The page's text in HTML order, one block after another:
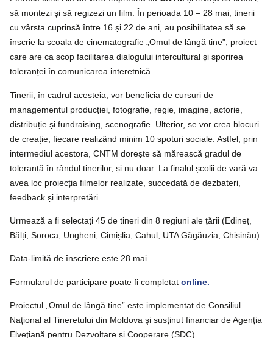
să montezi și să regizezi un film. În perioada 10 – 28 mai, tinerii
cu vârsta cuprinsă între 16 și 22 de ani, au posibilitatea să se
înscrie la școala de cinematografie „Omul de lângă tine”, proiect
care are ca scop facilitarea dialogului intercultural și sporirea
toleranței în comunicarea interetnică.
Tinerii, în cadrul acesteia, vor beneficia de cursuri de
managementul producției, fotografie, regie, imagine, actorie,
distribuție și fundraising, scenografie. Ulterior, se vor crea blocuri
de creație, fiecare realizând minim 10 spoturi sociale. Astfel, prin
intermediul acestora, CNTM dorește să mărească gradul de
toleranță în rândul tinerilor, și nu doar. La finalul școlii de vară va
avea loc proiecția filmelor realizate, succedată de dezbateri,
feedback și interpretări.
Urmează a fi selectați 45 de tineri din 8 regiuni ale țării (Edineț,
Bălți, Soroca, Ungheni, Cimișlia, Cahul, UTA Găgăuzia, Chișinău).
Data-limită de înscriere este 28 mai.
Formularul de participare poate fi completat online.
Proiectul „Omul de lângă tine” este implementat de Consiliul
Național al Tineretului din Moldova şi susţinut financiar de Agenţia
Elveţiană pentru Dezvoltare şi Cooperare (SDC).